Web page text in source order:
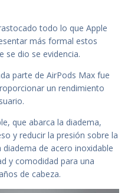
todo lo que Apple
más formal estos
se dio se evidencia.
parte de AirPods Max fue
un rendimiento
que abarca la diadema,
y reducir la presión sobre la
de acero inoxidable
y comodidad para una
de cabeza.